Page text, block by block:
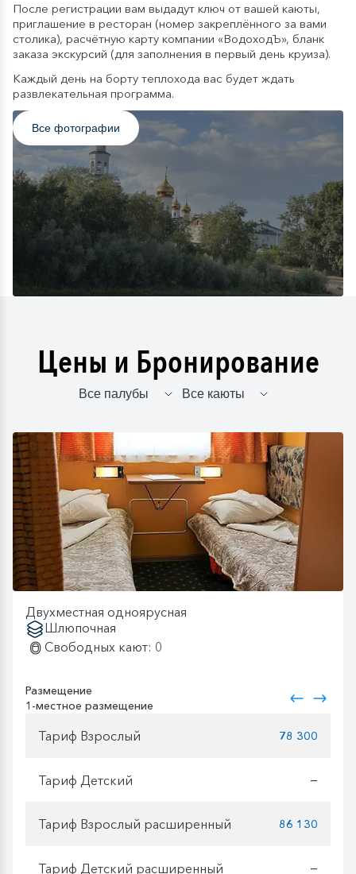
После регистрации вам выдадут ключ от вашей каюты,
приглашение в ресторан (номер закреплённого за вами
столика), расчётную карту компании «ВодоходЪ», бланк
заказа экскурсий (для заполнения в первый день круиза).
Каждый день на борту теплохода вас будет ждать
развлекательная программа.
Все фотографии
Цены и Бронирование
Двухместная одноярусная
Шлюпочная
Свободных кают: 0
Размещение
1-местное размещение
Тариф Взрослый 78 300
Тариф Детский —
Тариф Взрослый расширенный 86 130
Тариф Детский расширенный —